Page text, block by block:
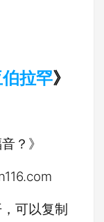
拉罕》
？》
可以复制